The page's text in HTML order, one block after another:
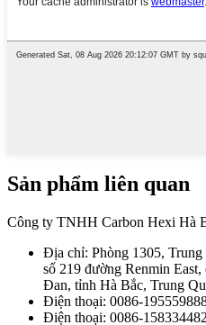
Sản phẩm liên quan
Công ty TNHH Carbon Hexi Hà
Địa chỉ: Phòng 1305,
số 219 đường Renmin
Đan, tỉnh Hà Bắc, Trung
Điện thoại: 0086-
Điện thoại: 0086-